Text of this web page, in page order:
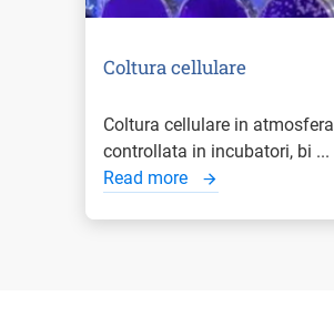
Coltura cellulare
Coltura cellulare in atmosfera
controllata in incubatori, bi ...
Read more